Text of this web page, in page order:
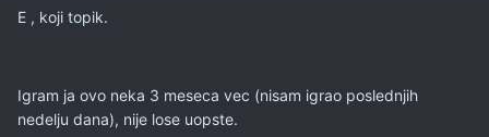
E , koji topik.
Igram ja ovo neka 3 meseca vec (nisam igrao poslednjih
nedelju dana), nije lose uopste.